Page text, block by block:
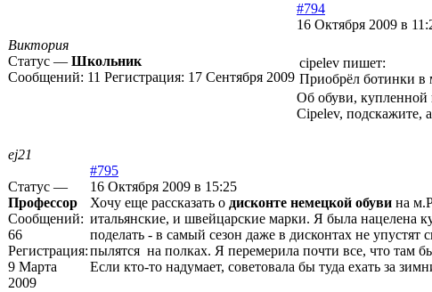
Виктория
Статус — Школьник
Сообщений: 11 Регистрация: 17 Сентября 2009
#794
16 Октября 2009 в
cipelev пишет:
Приобрёл ботинки в
Об обуви,
Cipelev, подскажите,
ej21
Статус —
Профессор
Сообщений:
66
Регистрация:
9 Марта
2009
#795
16 Октября 2009 в 15:25
Хочу еще рассказать о дисконте немецкой обуви на
итальянские, и швейцарские марки. Я была нацелена
поделать - в самый сезон даже в дисконтах не
пылятся на полках. Я перемерила почти все, что там
Если кто-то надумает, советовала бы туда ехать за